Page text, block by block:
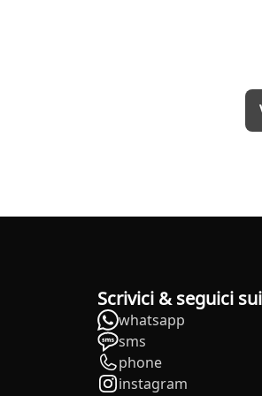
Scrivici & seguici
whatsapp
sms
phone
instagram